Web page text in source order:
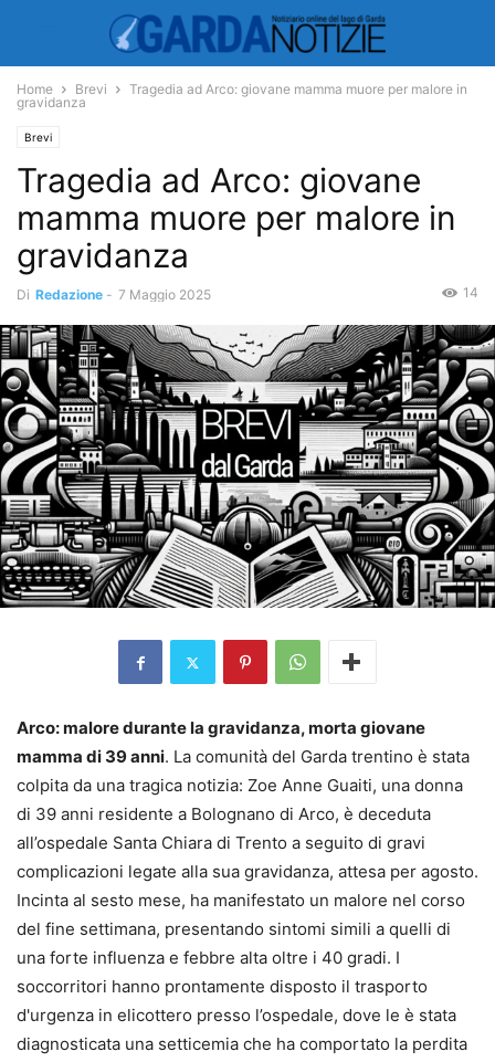
Home Brevi
Tragedia ad Arco: giovane mamma muore per malore in
gravidanza
Brevi
Tragedia ad Arco: giovane
mamma muore per malore in
gravidanza
Di Redazione - 7 Maggio 2025 14
Arco: malore durante la gravidanza, morta giovane
mamma di 39 anni. La comunità del Garda trentino è stata
colpita da una tragica notizia: Zoe Anne Guaiti, una donna
di 39 anni residente a Bolognano di Arco, è deceduta
all’ospedale Santa Chiara di Trento a seguito di gravi
complicazioni legate alla sua gravidanza, attesa per agosto.
Incinta al sesto mese, ha manifestato un malore nel corso
del fine settimana, presentando sintomi simili a quelli di
una forte influenza e febbre alta oltre i 40 gradi. I
soccorritori hanno prontamente disposto il trasporto
d'urgenza in elicottero presso l’ospedale, dove le è stata
diagnosticata una setticemia che ha comportato la perdita